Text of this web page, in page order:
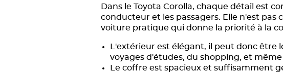
Dans le Toyota Corolla, chaque détail est
conducteur et les passagers. Elle n'est
voiture pratique qui donne la priorité à la
L'extérieur est élégant, il peut donc être
voyages d'études, du shopping, et
Le coffre est spacieux et suffisamment